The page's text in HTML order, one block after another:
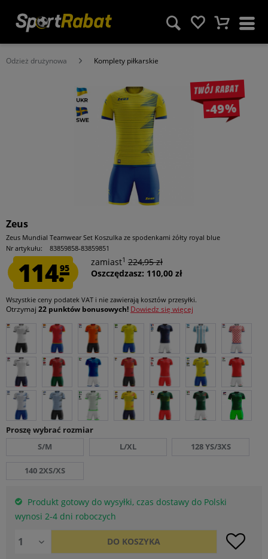
Odzież drużynowa Komplety piłkarskie
Twój rabat
-49%
Zeus
Zeus Mundial Teamwear Set Koszulka ze spodenkami żółty royal blue
Nr artykułu:
83859858-83859851
114.95
zamiast1 224,95 zł
Oszczędzasz: 110,00 zł
Wszystkie ceny podatek VAT i nie zawierają kosztów przesyłki.
Otrzymaj 22 punktów bonusowych! Dowiedz się więcej
Proszę wybrać rozmiar
S/M
L/XL 128 YS/3XS
140 2XS/XS
Produkt gotowy do wysyłki, czas dostawy do Polski
wynosi 2-4 dni roboczych
DO KOSZYKA